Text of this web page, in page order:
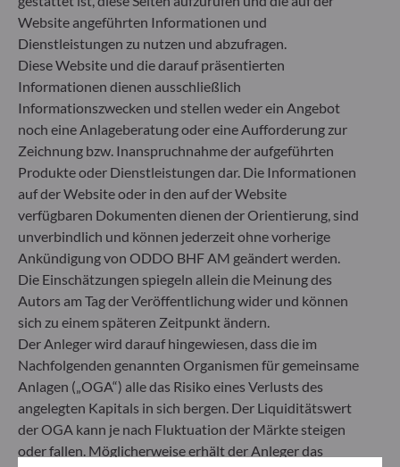
Artikel 6: Das Fondsmanagementteam
berücksichtigt bei der Anlageentscheidung keine
Nachhaltigkeitsrisiken oder nachteiligen
Auswirkungen von Anlageentscheidungen auf
Nachhaltigkeitsfaktoren.
Artikel 8: Das Fondsmanagementteam adressiert
Nachhaltigkeitsrisiken, indem es ESG-Kriterien
(Umwelt und/oder Soziales und/oder Governance)
in den Anlageentscheidungsprozess einbezieht.
Artikel 9: Das Fondsmanagementteam verfolgt ein
striktes nachhaltiges Anlageziel, das wesentlich zu
den Herausforderungen des ökologischen
Übergangs beiträgt, und adressiert
Nachhaltigkeitsrisiken durch Ratings, die vom
externen ESG-Datenanbieter der
Verwaltungsgesellschaft bereitgestellt werden.
Website angeführten Informationen und
Dienstleistungen zu nutzen und abzufragen.
Diese Website und die darauf präsentierten
Informationen dienen ausschließlich
Informationszwecken und stellen weder ein Angebot
noch eine Anlageberatung oder eine Aufforderung zur
Zeichnung bzw. Inanspruchnahme der aufgeführten
Produkte oder Dienstleistungen dar. Die Informationen
auf der Website oder in den auf der Website
verfügbaren Dokumenten dienen der Orientierung, sind
unverbindlich und können jederzeit ohne vorherige
Ankündigung von ODDO BHF AM geändert werden.
Die Einschätzungen spiegeln allein die Meinung des
Autors am Tag der Veröffentlichung wider und können
sich zu einem späteren Zeitpunkt ändern.
Der Anleger wird darauf hingewiesen, dass die im
Nachfolgenden genannten Organismen für gemeinsame
Anlagen („OGA“) alle das Risiko eines Verlusts des
angelegten Kapitals in sich bergen. Der Liquiditätswert
der OGA kann je nach Fluktuation der Märkte steigen
oder fallen. Möglicherweise erhält der Anleger das